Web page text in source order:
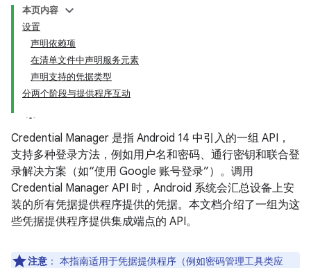
本页内容
设置
声明依赖项
在清单文件中声明服务元素
声明支持的凭据类型
分两个阶段与提供程序互动
Credential Manager 是指 Android 14 中引入的一组 API，
支持多种登录方法，例如用户名和密码、通行密钥和联合登
录解决方案（如“使用 Google 账号登录”）。调用
Credential Manager API 时，Android 系统会汇总设备上安
装的所有凭据提供程序提供的凭据。本文档介绍了一组为这
些凭据提供程序提供集成端点的 API。
注意 ： 本指南适用于凭据提供程序（例如密码管理工具类应